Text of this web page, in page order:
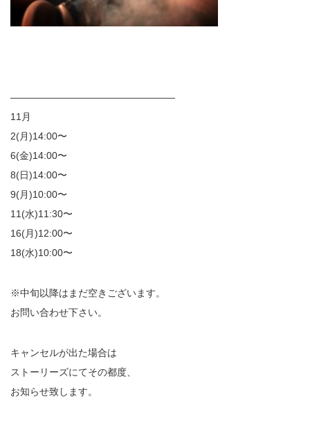
—————————————————
11月
2(月)14:00〜
6(金)14:00〜
8(日)14:00〜
9(月)10:00〜
11(水)11:30〜
16(月)12:00〜
18(水)10:00〜
※中旬以降はまだ空きございます。
お問い合わせ下さい。
キャンセルが出た場合は
ストーリーズにてその都度、
お知らせ致します。